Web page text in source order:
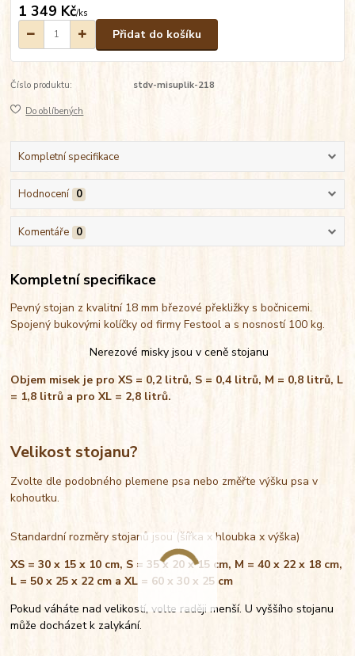
1 349 Kč/ks
Přidat do košíku
Číslo produktu: stdv-misuplik-218
Do oblíbených
Kompletní specifikace
Hodnocení 0
Komentáře 0
Kompletní specifikace
Pevný stojan z kvalitní 18 mm březové překližky s bočnicemi.
Spojený bukovými kolíčky od firmy Festool a s nosností 100 kg.
Nerezové misky jsou v ceně stojanu
Objem misek je pro XS = 0,2 litrů, S = 0,4 litrů, M = 0,8 litrů, L
= 1,8 litrů a pro XL = 2,8 litrů.
Velikost stojanu?
Zvolte dle podobného plemene psa nebo změřte výšku psa v
kohoutku.
Standardní rozměry stojanů jsou (šířka x hloubka x výška)
XS = 30 x 15 x 10 cm, S = 35 x 20 x 15 cm, M = 40 x 22 x 18 cm,
L = 50 x 25 x 22 cm a XL = 60 x 30 x 25 cm
Pokud váháte nad velikostí, volte raději menší. U vyššího stojanu
může docházet k zalykání.